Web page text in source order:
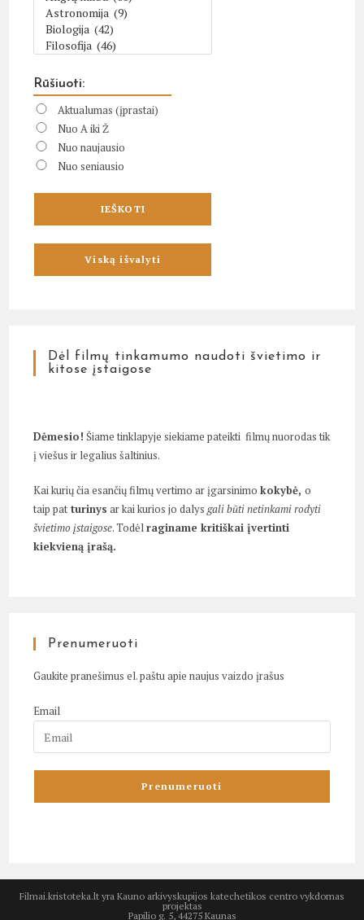
Rūšiuoti:
Aktualumas (įprastai)
Nuo A iki Ž
Nuo naujausio
Nuo seniausio
Dėl filmų tinkamumo naudoti švietimo ir
kitose įstaigose
Dėmesio! Šiame tinklapyje siekiame pateikti filmų nuorodas tik
į viešus ir legalius šaltinius.
Kai kurių čia esančių filmų vertimo ar įgarsinimokokybė,o
taip pat turinys ar kai kurios jo dalysgali būti netinkami rodyti
švietimo įstaigose. Todėlraginame kritiškai įvertinti
kiekvieną įrašą.
Prenumeruoti
Gaukite pranešimus el. paštu apie naujus vaizdo įrašus
Email
Filmai.kristoteka.lt yra Kauno arkivyskupijos katechetikos centro vykdomas
projektas
Papilio g. 5, 44275 Kaunas